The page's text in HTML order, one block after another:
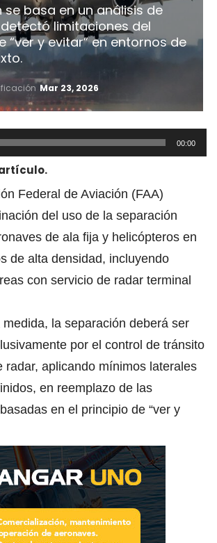
se basa en un análisis de
limitaciones del
“ver y evitar” en entornos de
Mar 23, 2026
00:00
Federal de Aviación (FAA)
del uso de la separación
de ala fija y helicópteros en
de alta densidad, incluyendo
con servicio de radar terminal
la separación deberá ser
por el control de tránsito
radar, aplicando mínimos laterales
en reemplazo de las
en el principio de “ver y